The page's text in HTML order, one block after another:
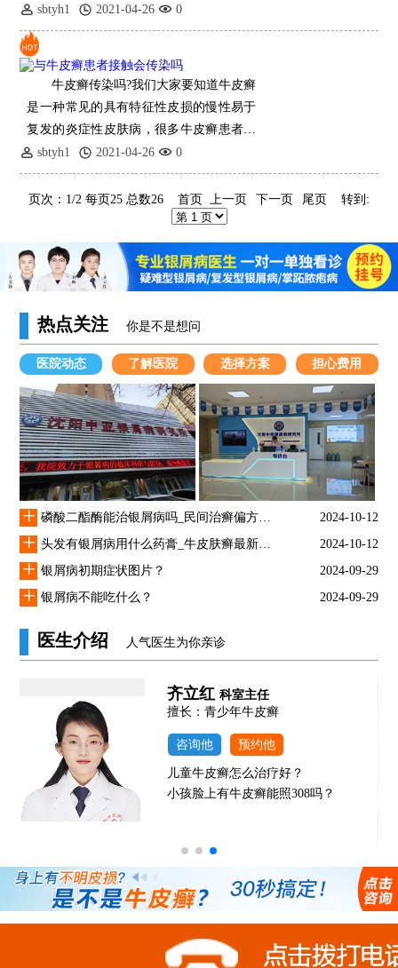
朋友们的健康肌肤带来了及其严重的危害
性，为此我们大家第
sbtyh1 2021-04-26 0
牛皮癣传染吗?我们大家要知道牛皮癣
是一种常见的具有特征性皮损的慢性易于
复发的炎症性皮肤病，很多牛皮癣患者和
家属都很担心牛皮癣是否传染，害怕会传
染给亲人和朋友们，那
sbtyh1 2021-04-26 0
页次：1/2 每页25 总数26 首页 上一页 下一页 尾页 转到:
热点关注 你是不是想问
医院动态 了解医院 选择方案 担心费用
+ 2024-10-12
+ 2024-10-12
+ 银屑病初期症状图片？ 2024-09-29
+ 银屑病不能吃什么？ 2024-09-29
医生介绍 人气医生为你亲诊
齐立红 科室主任
擅长：青少年牛皮癣
咨询他 预约他
儿童牛皮癣怎么治疗好？
小孩脸上有牛皮癣能照308吗？